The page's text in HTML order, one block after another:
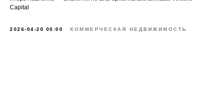
Capital
2026-04-20 00:00 КОММЕРЧЕСКАЯ НЕДВИЖИМОСТЬ